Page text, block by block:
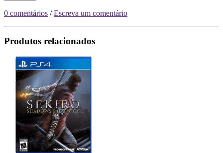
0 comentários /Escreva um comentário
Produtos relacionados